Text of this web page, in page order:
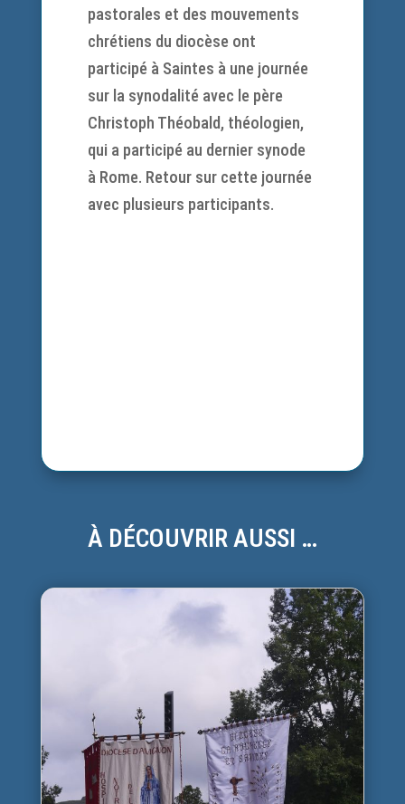
pastorales et des mouvements
chrétiens du diocèse ont
participé à Saintes à une journée
sur la synodalité avec le père
Christoph Théobald, théologien,
qui a participé au dernier synode
à Rome. Retour sur cette journée
avec plusieurs participants.
À DÉCOUVRIR AUSSI …